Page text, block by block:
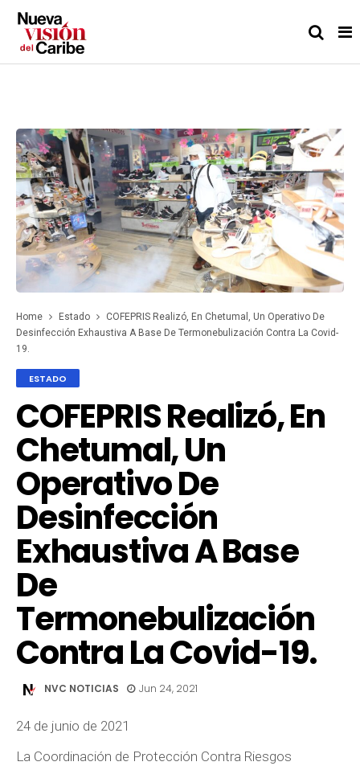
Home Estado
COFEPRIS Realizó, En Chetumal, Un Operativo De
Desinfección Exhaustiva A Base De Termonebulización Contra La Covid-
19.
ESTADO
COFEPRIS Realizó, En
Chetumal, Un
Operativo De
Desinfección
Exhaustiva A Base
De
Termonebulización
Contra La Covid-19.
NVC NOTICIAS Jun 24, 2021
24 de junio de 2021
La Coordinación de Protección Contra Riesgos